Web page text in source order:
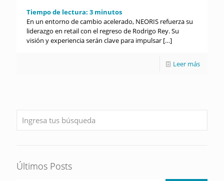
Tiempo de lectura: 3 minutos
En un entorno de cambio acelerado, NEORIS refuerza su
liderazgo en retail con el regreso de Rodrigo Rey. Su
visión y experiencia serán clave para impulsar […]
Leer más
Últimos Posts